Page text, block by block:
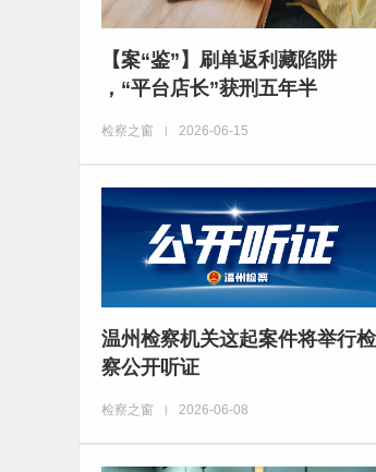
【案“鉴”】刷单返利藏陷阱
，“平台店长”获刑五年半
检察之窗 2026-06-15
温州检察机关这起案件将举行检
察公开听证
检察之窗 | 2026-06-08